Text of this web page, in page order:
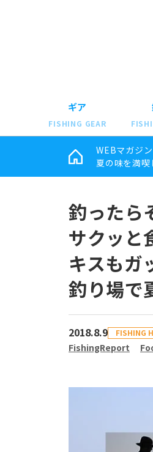
ギア
FISHING GEAR
WEBマガジ
夏の味を満喫
釣ったら
サクッと
キスもガ
釣り場で
2018.8.9 FISHING
FishingReport